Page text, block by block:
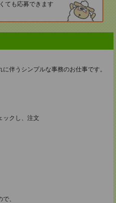
ても応募できます
伴うシンプルな事務のお仕事です。
クし、注文
、